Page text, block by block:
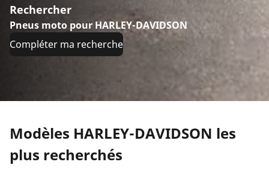
Rechercher
Pneus moto pour HARLEY-DAVIDSON
Compléter ma recherche
Modèles HARLEY-DAVIDSON les
plus recherchés